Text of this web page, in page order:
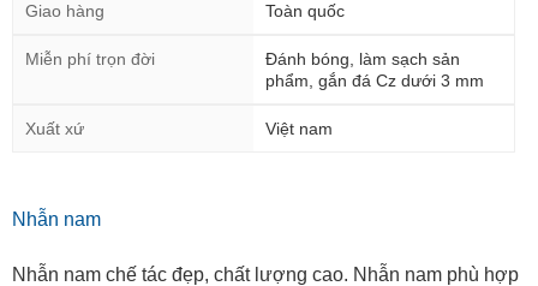
Giao hàng Toàn quốc
Miễn phí trọn đời
Đánh bóng, làm sạch sản
phẩm, gắn đá Cz dưới 3 mm
Xuất xứ Việt nam
Nhẫn nam
Nhẫn nam chế tác đẹp, chất lượng cao. Nhẫn nam phù hợp